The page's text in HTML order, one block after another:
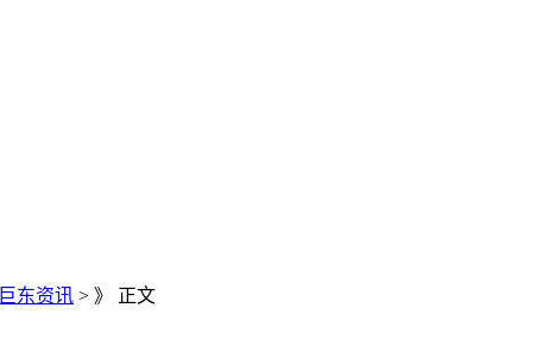
巨东资讯 > 》 正文